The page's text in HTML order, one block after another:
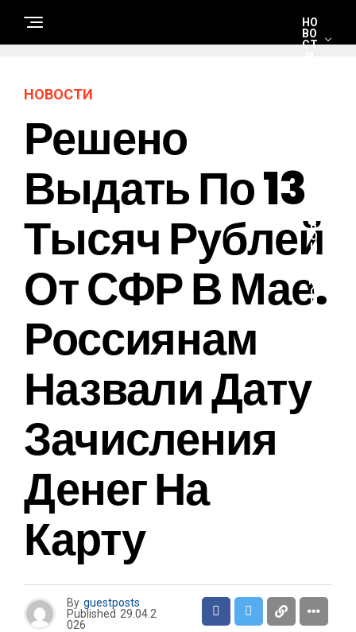
НО
ВО
СТ
В
О
И
Р
М
О
Н
НОВОСТИ
Решено
Выдать По 13
Тысяч Рублей
От СФР В Мае.
Россиянам
Назвали Дату
Зачисления
Денег На
Карту
By guestposts
Published 29.04.2
026